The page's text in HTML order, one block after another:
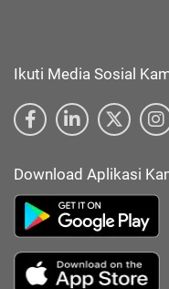
Ikuti Media Sosial
Download Aplikasi